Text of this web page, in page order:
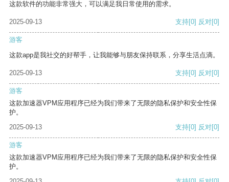
这款软件的功能非常强大，可以满足我日常使用的需求。
2025-09-13 支持[0] 反对[0]
游客
这款app是我社交的好帮手，让我能够与朋友保持联系，分享生活点滴。
2025-09-13 支持[0] 反对[0]
游客
这款加速器VPM应用程序已经为我们带来了无限的隐私保护和安全性保
护。
2025-09-13
支持[0] 反对[0]
游客
这款加速器VPM应用程序已经为我们带来了无限的隐私保护和安全性保
护。